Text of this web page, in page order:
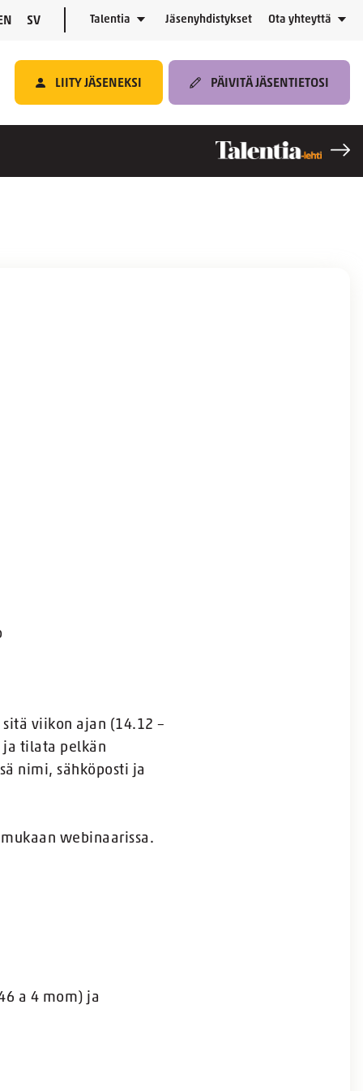
EN SV Talentia Jäsenyhdistykset Ota yhteyttä
LIITY JÄSENEKSI PÄIVITÄ JÄSENTIETOSI
viikon ajan (14.12 –
ja tilata pelkän
nimi, sähköposti ja
webinaarissa.
a 4 mom) ja